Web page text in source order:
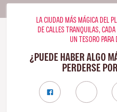
LA CIUDAD MÁS MÁGICA DEL
DE CALLES TRANQUILAS,
UN TESORO PARA
¿PUEDE HABER ALGO
PERDERSE